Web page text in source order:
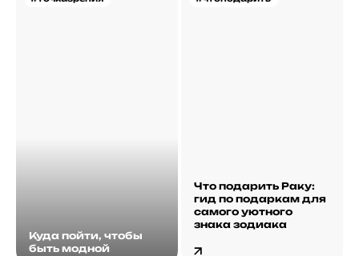
Куда пойти, чтобы
быть модной
Что подарить Раку:
гид по подаркам для
самого уютного
знака зодиака